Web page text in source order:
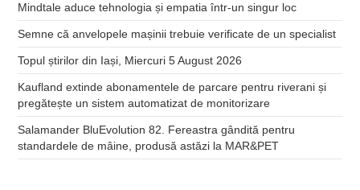
Mindtale aduce tehnologia și empatia într-un singur loc
Semne că anvelopele mașinii trebuie verificate de un specialist
Topul știrilor din Iași, Miercuri 5 August 2026
Kaufland extinde abonamentele de parcare pentru riverani și
pregătește un sistem automatizat de monitorizare
Salamander BluEvolution 82. Fereastra gândită pentru
standardele de mâine, produsă astăzi la MAR&PET